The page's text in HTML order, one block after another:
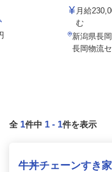
月給
む
新潟県長
長岡物流
全 1件中 1 - 1件を表示
牛丼チェーンすき